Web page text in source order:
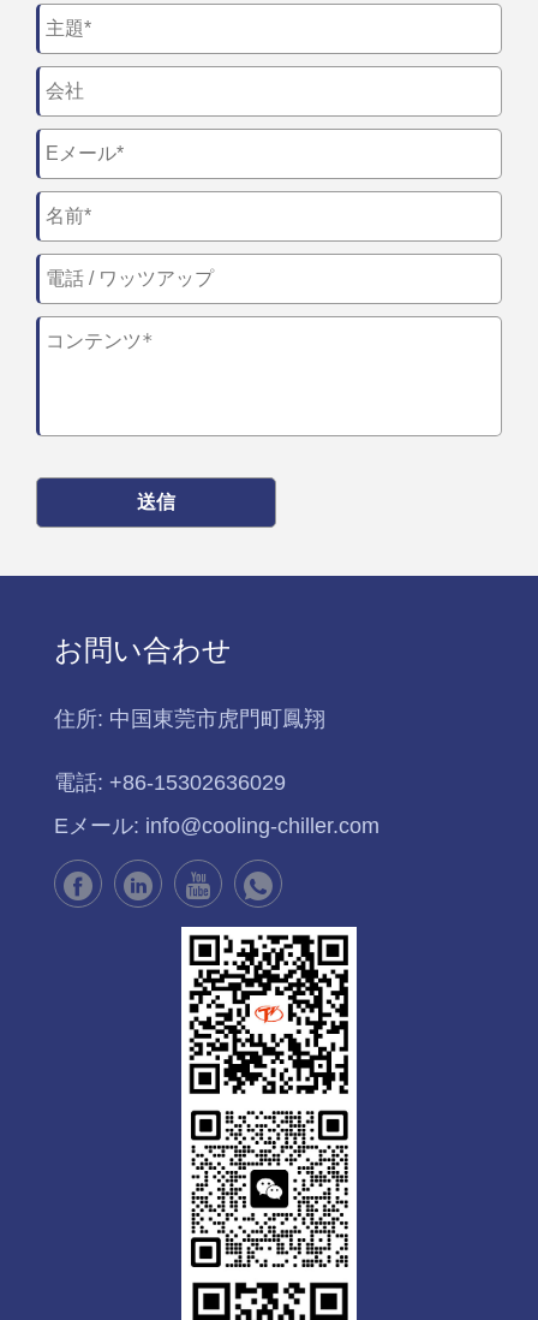
送信
お問い合わせ
住所: 中国東莞市虎門町鳳翔
電話: +86-15302636029
Eメール: info@cooling-chiller.com